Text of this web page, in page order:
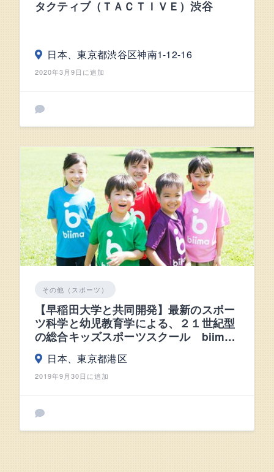
タクティブ（ＴＡＣＴＩＶＥ）渋谷
日本、東京都渋谷区神南1-12-16
2020年3月9日に追加
その他（スポーツ）
【早稲田大学と共同開発】最新のスポー
ツ科学と幼児教育学による、２１世紀型
の総合キッズスポーツスクール biima
sports（ビーマ・スポーツ）
日本、東京都港区
2019年9月30日に追加